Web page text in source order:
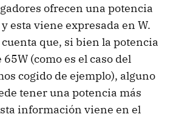
ofrecen una potencia
esta viene expresada en W.
que, si bien la potencia
(como es el caso del
cogido de ejemplo), alguno
tener una potencia más
información viene en el